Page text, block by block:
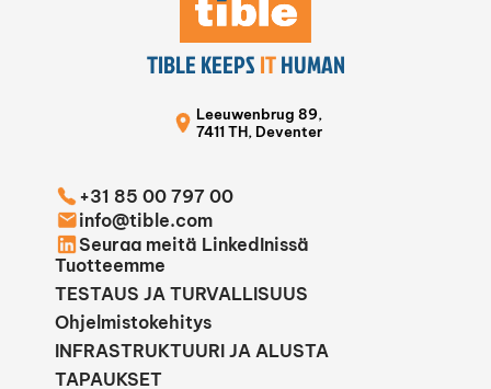
TIBLE KEEPSITHUMAN
Leeuwenbrug 89,
7411 TH, Deventer
+31 85 00 797 00
info@tible.com
Seuraa meitä LinkedInissä
Tuotteemme
TESTAUS JA TURVALLISUUS
Ohjelmistokehitys
INFRASTRUKTUURI JA ALUSTA
TAPAUKSET